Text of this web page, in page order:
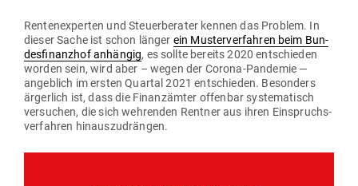
Ren­ten­ex­perten und Steu­er­be­rater kennen das Problem. In
dieser Sache ist schon länger ein Mus­ter­ver­fahren beim Bun­
des­fi­nanzhof anhängig, es sollte bereits 2020 ent­schieden
worden sein, wird aber – wegen der Corona-Pan­demie —
angeblich im ersten Quartal 2021 ent­schieden. Besonders
ärgerlich ist, dass die Finanz­ämter offenbar sys­te­ma­tisch
ver­suchen, die sich weh­renden Rentner aus ihren Ein­spruchs­
ver­fahren hinauszudrängen.